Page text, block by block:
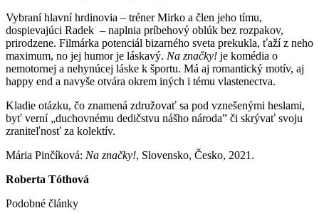
Vybraní hlavní hrdinovia – tréner Mirko a člen jeho tímu,
dospievajúci Radek – naplnia príbehový oblúk bez rozpakov,
prirodzene. Filmárka potenciál bizarného sveta prekukla, ťaží z neho
maximum, no jej humor je láskavý. Na značky! je komédia o
nemotornej a nehynúcej láske k športu. Má aj romantický motív, aj
happy end a navyše otvára okrem iných i tému vlastenectva.
Kladie otázku, čo znamená združovať sa pod vznešenými heslami,
byť verní „duchovnému dedičstvu nášho národa” či skrývať svoju
zraniteľnosť za kolektív.
Mária Pinčíková: Na značky!, Slovensko, Česko, 2021.
Roberta Tóthová
Podobné články